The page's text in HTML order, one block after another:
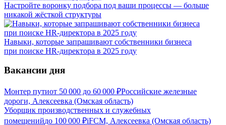
Настройте воронку подбора под ваши процессы — больше
никакой жёсткой структуры
Навыки, которые запрашивают собственники бизнеса
при поиске HR-директора в 2025 году
Вакансии дня
Монтер путиот 50 000 до 60 000 ₽Российские железные
дороги, Алексеевка (Омская область)
Уборщик производственных и служебных
помещенийдо 100 000 ₽iFCM, Алексеевка (Омская область)